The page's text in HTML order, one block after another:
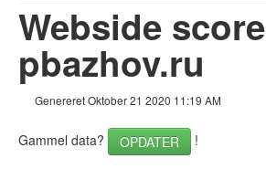
Links
Dokument
Webside score
pbazhov.ru
Genereret Oktober 21 2020 11:19 AM
Gammel data? OPDATER !